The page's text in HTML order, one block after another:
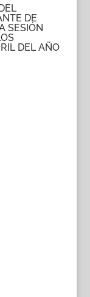
DE
SESIÓN
DEL AÑO